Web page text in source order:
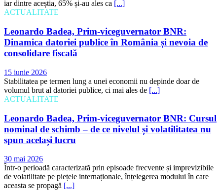
iar dintre aceștia, 65% și-au ales ca [...]
ACTUALITATE
Leonardo Badea, Prim-viceguvernator BNR:
Dinamica datoriei publice în România și nevoia de
consolidare fiscală
15 iunie 2026
Stabilitatea pe termen lung a unei economii nu depinde doar de
volumul brut al datoriei publice, ci mai ales de [...]
ACTUALITATE
Leonardo Badea, Prim-viceguvernator BNR: Cursul
nominal de schimb – de ce nivelul și volatilitatea nu
spun același lucru
30 mai 2026
Într-o perioadă caracterizată prin episoade frecvente și imprevizibile
de volatilitate pe piețele internaționale, înțelegerea modului în care
aceasta se propagă [...]